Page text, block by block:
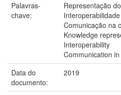
Palavras-
chave:
Representação
Interoperabilidade
Comunicação na
Knowledge
Interoperability
Communication
Data do
documento:
2019